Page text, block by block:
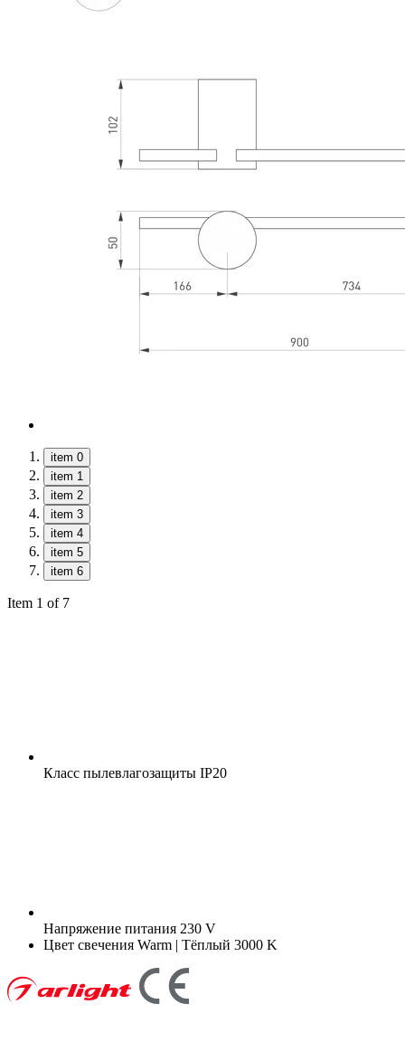
item 0
item 1
item 2
item 3
item 4
item 5
item 6
Item 1 of 7
Класс пылевлагозащиты IP20
Напряжение питания 230 V
Цвет свечения Warm | Тёплый 3000 K